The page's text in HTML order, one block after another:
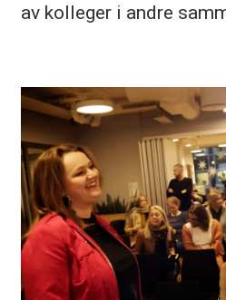
av kolleger i andre